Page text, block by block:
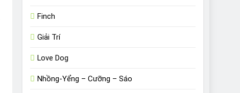
Finch
Giải Trí
Love Dog
Nhồng-Yểng – Cưỡng – Sáo